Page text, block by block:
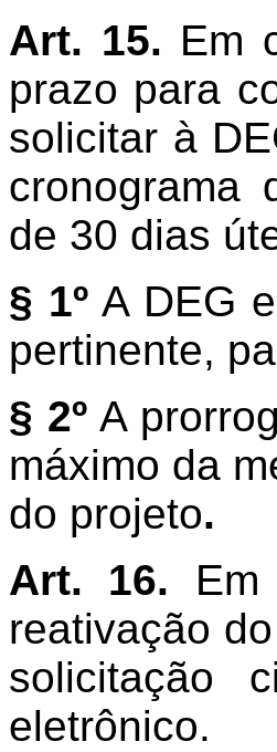
Art. 15. Em
prazo para
solicitar à
cronograma
de 30 dias
§ 1º A DEG
pertinente,
§ 2º A
máximo da
do projeto.
Art. 16.
reativação
solicitação
eletrônico.